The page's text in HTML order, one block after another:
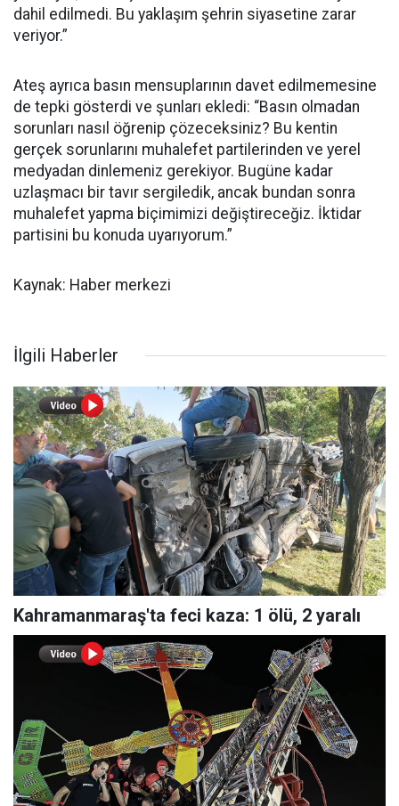
dahil edilmedi. Bu yaklaşım şehrin siyasetine zarar
veriyor.”
Ateş ayrıca basın mensuplarının davet edilmemesine
de tepki gösterdi ve şunları ekledi: “Basın olmadan
sorunları nasıl öğrenip çözeceksiniz? Bu kentin
gerçek sorunlarını muhalefet partilerinden ve yerel
medyadan dinlemeniz gerekiyor. Bugüne kadar
uzlaşmacı bir tavır sergiledik, ancak bundan sonra
muhalefet yapma biçimimizi değiştireceğiz. İktidar
partisini bu konuda uyarıyorum.”
Kaynak: Haber merkezi
İlgili Haberler
Kahramanmaraş'ta feci kaza: 1 ölü, 2 yaralı